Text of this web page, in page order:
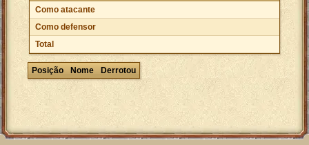
Como atacante
Como defensor
Total
Posição Nome Derrotou